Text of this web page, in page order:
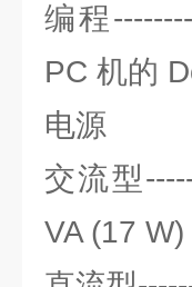
编程
PC 机的
电源
交流型
VA (17 W)